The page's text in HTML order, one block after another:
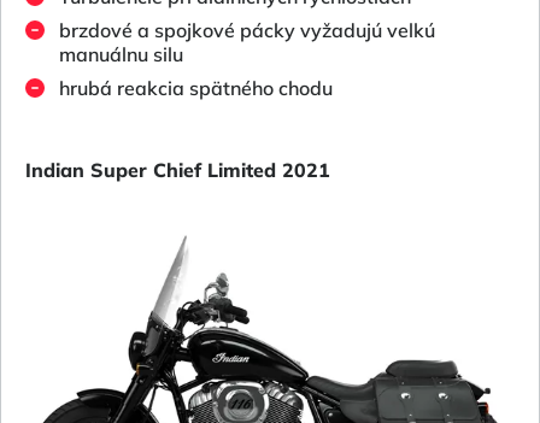
brzdové a spojkové pácky vyžadujú velkú
manuálnu silu
hrubá reakcia spätného chodu
Indian Super Chief Limited 2021